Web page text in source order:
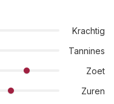
Krachtig
Tannines
Zoet
Zuren